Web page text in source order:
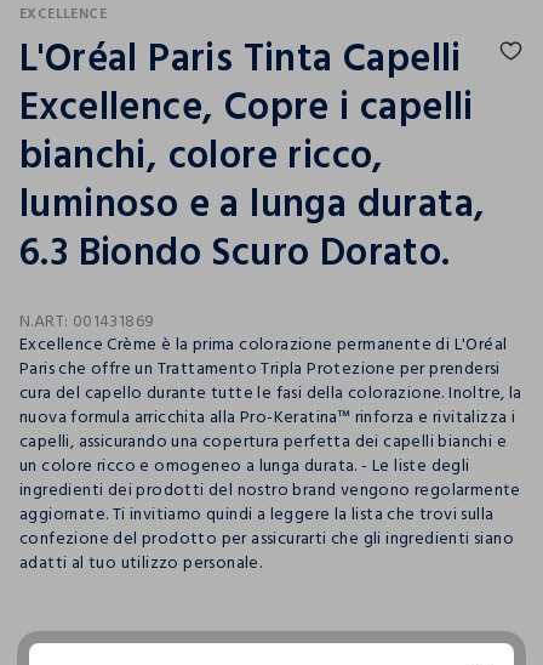
EXCELLENCE
L'Oréal Paris Tinta Capelli
Excellence, Copre i capelli
bianchi, colore ricco,
luminoso e a lunga durata,
6.3 Biondo Scuro Dorato.
N.ART: 001431869
Excellence Crème è la prima colorazione permanente di L'Oréal
Paris che offre un Trattamento Tripla Protezione per prendersi
cura del capello durante tutte le fasi della colorazione. Inoltre, la
nuova formula arricchita alla Pro-Keratina™ rinforza e rivitalizza i
capelli, assicurando una copertura perfetta dei capelli bianchi e
un colore ricco e omogeneo a lunga durata. - Le liste degli
ingredienti dei prodotti del nostro brand vengono regolarmente
aggiornate. Ti invitiamo quindi a leggere la lista che trovi sulla
confezione del prodotto per assicurarti che gli ingredienti siano
adatti al tuo utilizzo personale.
pdp.loyalty.section.advantages